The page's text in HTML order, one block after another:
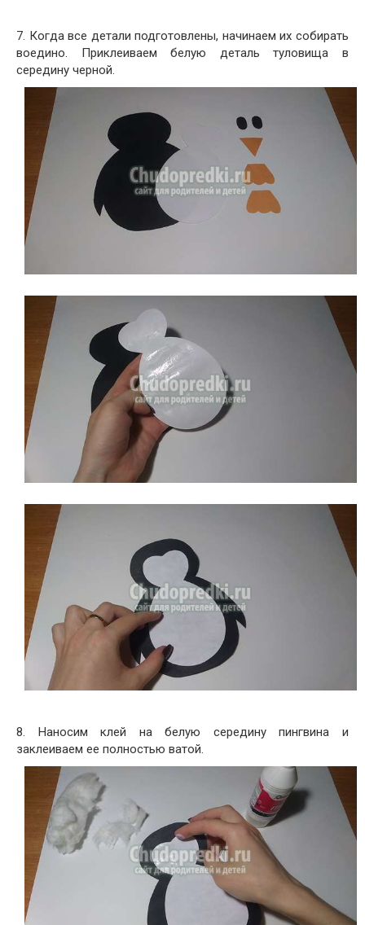
7. Когда все детали подготовлены, начинаем их собирать
воедино. Приклеиваем белую деталь туловища в
середину черной.
8. Наносим клей на белую середину пингвина и
заклеиваем ее полностью ватой.